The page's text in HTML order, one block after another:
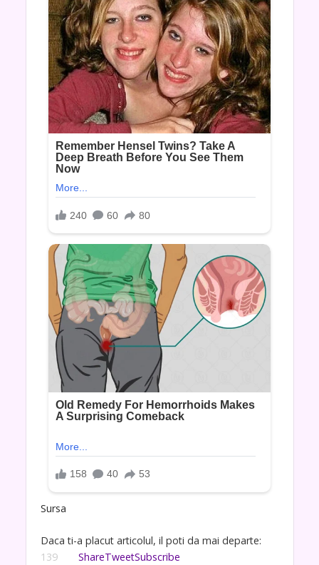
Sursa
Daca ti-a placut articolul, il poti da mai departe:
139
ShareTweetSubscribe